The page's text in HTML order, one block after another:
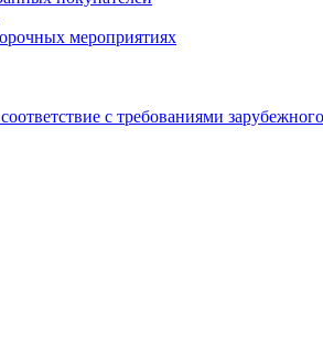
мероприятиях
с требованиями